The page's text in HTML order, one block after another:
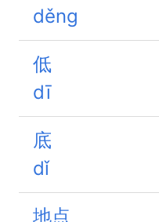
děng
低
dī
底
dǐ
地点